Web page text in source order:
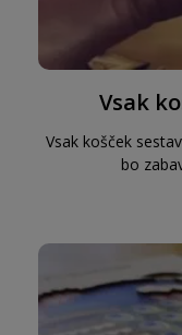
Vsak
Vsak košček
bo